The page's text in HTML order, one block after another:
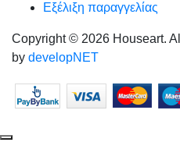
Εξέλιξη παραγγελίας
Copyright © 2026 Houseart.
by developNET